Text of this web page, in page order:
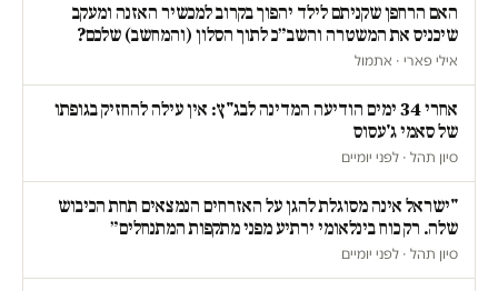
האם הרחפן שקניתם לילד יהפוך בקרוב למכשיר האזנה ומעקב
שיכניס את המשטרה והשב״כ לתוך הסלון (והמחשב) שלכם?
אילי פארי · אתמול
אחרי 34 ימים הודיעה המדינה לבג"ץ: אין עילה להחזיק בגופתו
של סאמי ג'עסוס
סיון תהל · לפני יומיים
"ישראל אינה מסוגלת להגן על האזרחים הנמצאים תחת הכיבוש
שלה. רק כוח בינלאומי ירתיע מפני מתקפות המתנחלים״
סיון תהל · לפני יומיים